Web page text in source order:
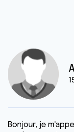
Bonjour, je